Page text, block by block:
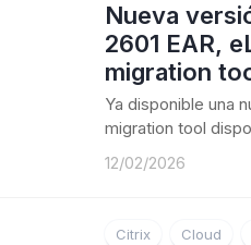
Nueva
2601 EAR,
migration
Ya disponible una
migration tool
12/02/2026
Citrix Cloud